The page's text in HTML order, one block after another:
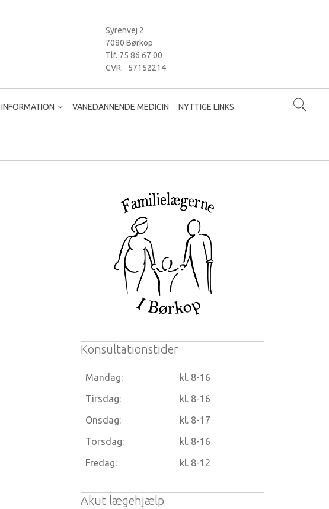
Syrenvej 2
7080 Børkop
Tlf. 75 86 67 00
CVR: 57152214
INFORMATION VANEDANNENDE MEDICIN NYTTIGE LINKS
Konsultationstider
Mandag:
kl. 8-16
Tirsdag:
kl. 8-16
Onsdag:
kl. 8-17
Torsdag:
kl. 8-16
Fredag:
kl. 8-12
Akut lægehjælp